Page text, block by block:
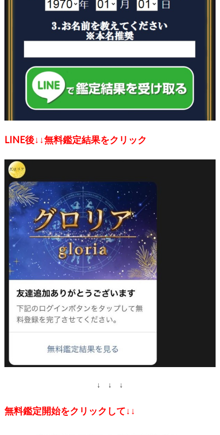
LINE後↓↓無料鑑定結果をクリック
↓ ↓ ↓
無料鑑定開始をクリックして↓↓